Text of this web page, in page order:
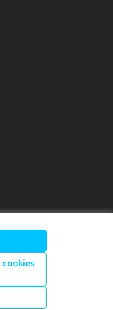
(Lien externe)(Lien externe)
Creative
externe)